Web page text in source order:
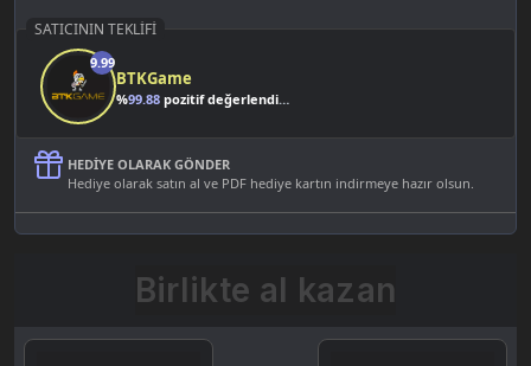
SATICININ TEKLIFI
9.99
BTKGame
%99.88 pozitif değerlendirme
HEDIYE OLARAK GÖNDER
Hediye olarak satın al ve PDF hediye kartın indirmeye hazır olsun.
Birlikte al kazan